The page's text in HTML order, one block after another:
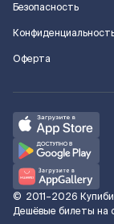
Безопасность
Оферта
© 2011–2026
Дешёвые билеты на